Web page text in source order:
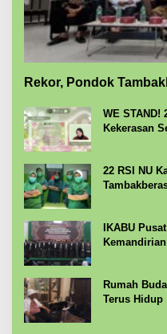
Rekor, Pondok
WE STAND!
Kekerasan
22 RSI NU
IKABU
Rumah
Terus Hidup